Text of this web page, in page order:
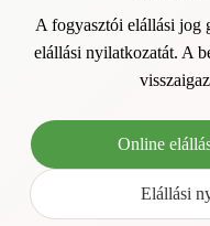
A fogyasztói elállási jog
elállási nyilatkozatát. A
Online
Elállási